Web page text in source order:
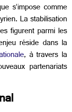
s’impose comme
La stabilisation
figurent parmi les
réside dans la
, à travers la
partenariats